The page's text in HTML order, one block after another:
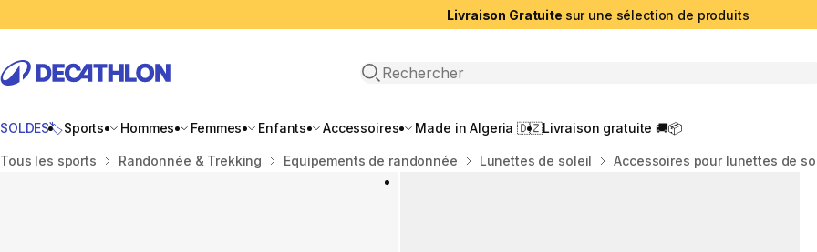
Livraison Gratuite sur une sélection de produits
Recherche ouverte
SOLDES🏷️Sports Hommes Femmes Enfants Accessoires Made in Algeria 🇩🇿Livraison gratuite 🚚📦
Accueil
Tous les sports Randonnée & Trekking Equipements de randonnée Lunettes de soleil Accessoires pour lunettes de